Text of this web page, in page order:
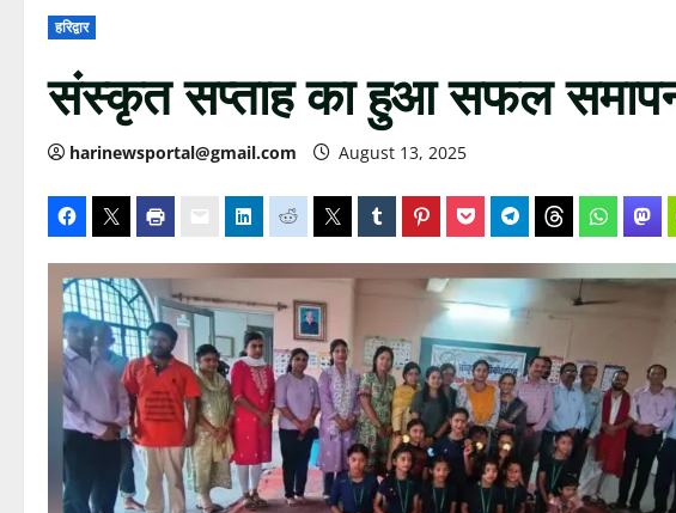
हरिद्वार
संस्कृत सप्ताह का हुआ सफल
harinewsportal@gmail.com August 13, 2025